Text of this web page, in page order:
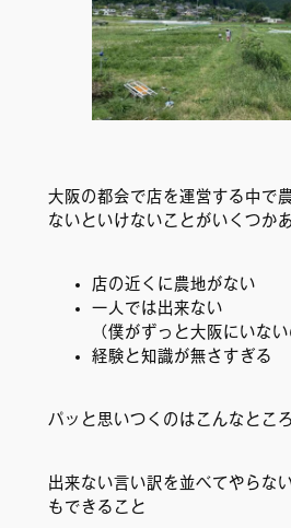
大阪の都会で店を運営する中で
ないといけないことがいくつかあ
店の近くに農地がない
一人では出来ない
（僕がずっと大阪にいな
経験と知識が無さすぎる
パッと思いつくのはこんなところ
出来ない言い訳を並べてやらな
もできること